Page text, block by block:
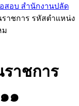
สอบ สำนักงานปลัด
าชการ รหัสตำแหน่ง
ม
าชการ
๑